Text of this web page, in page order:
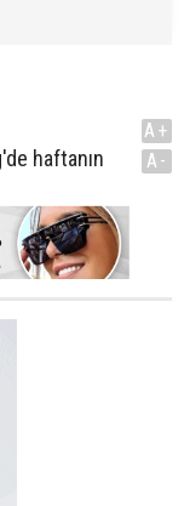
haftanın
A+
A-